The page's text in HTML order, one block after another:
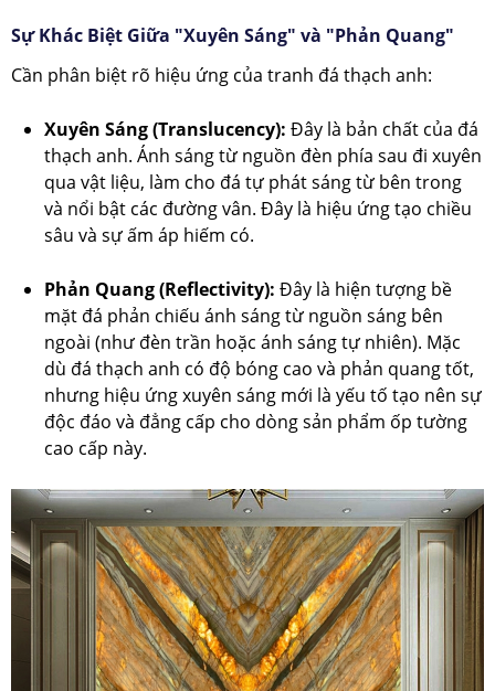
Sự Khác Biệt Giữa "Xuyên Sáng" và "Phản Quang"
Cần phân biệt rõ hiệu ứng của tranh đá thạch anh:
Xuyên Sáng (Translucency): Đây là bản chất của đá
thạch anh. Ánh sáng từ nguồn đèn phía sau đi xuyên
qua vật liệu, làm cho đá tự phát sáng từ bên trong
và nổi bật các đường vân. Đây là hiệu ứng tạo chiều
sâu và sự ấm áp hiếm có.
Phản Quang (Reflectivity): Đây là hiện tượng bề
mặt đá phản chiếu ánh sáng từ nguồn sáng bên
ngoài (như đèn trần hoặc ánh sáng tự nhiên). Mặc
dù đá thạch anh có độ bóng cao và phản quang tốt,
nhưng hiệu ứng xuyên sáng mới là yếu tố tạo nên sự
độc đáo và đẳng cấp cho dòng sản phẩm ốp tường
cao cấp này.